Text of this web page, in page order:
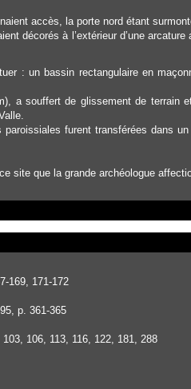
accès, la porte nord étant
décorés à l’extérieur d’une
: un bassin rectangulaire en
a souffert de glissement de terrain
furent transférées dans
site que la grande archéologue
169, 171-172
p. 361-365
106, 113, 116, 122, 181, 288